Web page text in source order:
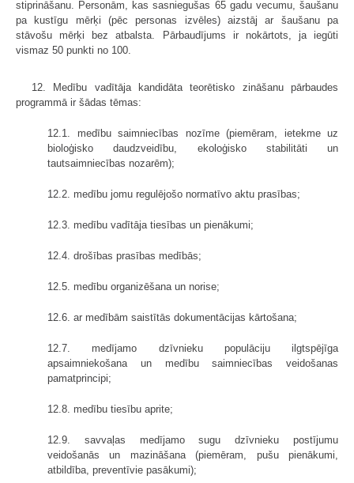
stiprināšanu. Personām, kas sasniegušas 65 gadu vecumu, šaušanu
pa kustīgu mērķi (pēc personas izvēles) aizstāj ar šaušanu pa
stāvošu mērķi bez atbalsta. Pārbaudījums ir nokārtots, ja iegūti
vismaz 50 punkti no 100.
12. Medību vadītāja kandidāta teorētisko zināšanu pārbaudes
programmā ir šādas tēmas:
12.1. medību saimniecības nozīme (piemēram, ietekme uz
bioloģisko daudzveidību, ekoloģisko stabilitāti un
tautsaimniecības nozarēm);
12.2. medību jomu regulējošo normatīvo aktu prasības;
12.3. medību vadītāja tiesības un pienākumi;
12.4. drošības prasības medībās;
12.5. medību organizēšana un norise;
12.6. ar medībām saistītās dokumentācijas kārtošana;
12.7. medījamo dzīvnieku populāciju ilgtspējīga
apsaimniekošana un medību saimniecības veidošanas
pamatprincipi;
12.8. medību tiesību aprite;
12.9. savvaļas medījamo sugu dzīvnieku postījumu
veidošanās un mazināšana (piemēram, pušu pienākumi,
atbildība, preventīvie pasākumi);